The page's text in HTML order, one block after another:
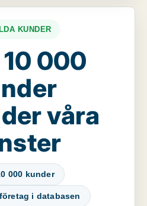
KUNDER
000
våra
000 kunder
i databasen